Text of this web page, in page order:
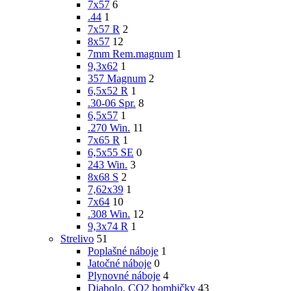
7x57 6
.44 1
7x57 R 2
8x57 12
7mm Rem.magnum 1
9,3x62 1
357 Magnum 2
6,5x52 R 1
.30-06 Spr. 8
6,5x57 1
.270 Win. 11
7x65 R 1
6,5x55 SE 0
243 Win. 3
8x68 S 2
7,62x39 1
7x64 10
.308 Win. 12
9,3x74 R 1
Strelivo 51
Poplašné náboje 1
Jatočné náboje 0
Plynovné náboje 4
Diabolo, CO2 bombičky 43